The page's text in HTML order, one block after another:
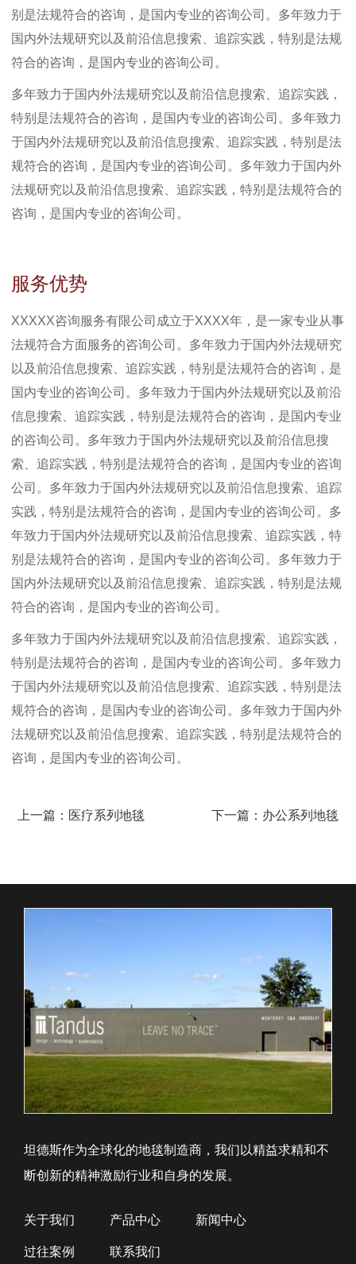
别是法规符合的咨询，是国内专业的咨询公司。多年致力于
国内外法规研究以及前沿信息搜索、追踪实践，特别是法规
符合的咨询，是国内专业的咨询公司。
多年致力于国内外法规研究以及前沿信息搜索、追踪实践，
特别是法规符合的咨询，是国内专业的咨询公司。多年致力
于国内外法规研究以及前沿信息搜索、追踪实践，特别是法
规符合的咨询，是国内专业的咨询公司。多年致力于国内外
法规研究以及前沿信息搜索、追踪实践，特别是法规符合的
咨询，是国内专业的咨询公司。
服务优势
XXXXX咨询服务有限公司成立于XXXX年，是一家专业从事
法规符合方面服务的咨询公司。多年致力于国内外法规研究
以及前沿信息搜索、追踪实践，特别是法规符合的咨询，是
国内专业的咨询公司。多年致力于国内外法规研究以及前沿
信息搜索、追踪实践，特别是法规符合的咨询，是国内专业
的咨询公司。多年致力于国内外法规研究以及前沿信息搜
索、追踪实践，特别是法规符合的咨询，是国内专业的咨询
公司。多年致力于国内外法规研究以及前沿信息搜索、追踪
实践，特别是法规符合的咨询，是国内专业的咨询公司。多
年致力于国内外法规研究以及前沿信息搜索、追踪实践，特
别是法规符合的咨询，是国内专业的咨询公司。多年致力于
国内外法规研究以及前沿信息搜索、追踪实践，特别是法规
符合的咨询，是国内专业的咨询公司。
多年致力于国内外法规研究以及前沿信息搜索、追踪实践，
特别是法规符合的咨询，是国内专业的咨询公司。多年致力
于国内外法规研究以及前沿信息搜索、追踪实践，特别是法
规符合的咨询，是国内专业的咨询公司。多年致力于国内外
法规研究以及前沿信息搜索、追踪实践，特别是法规符合的
咨询，是国内专业的咨询公司。
上一篇：医疗系列地毯 下一篇：办公系列地毯
坦德斯作为全球化的地毯制造商，我们以精益求精和不
断创新的精神激励行业和自身的发展。
关于我们 产品中心 新闻中心
过往案例 联系我们